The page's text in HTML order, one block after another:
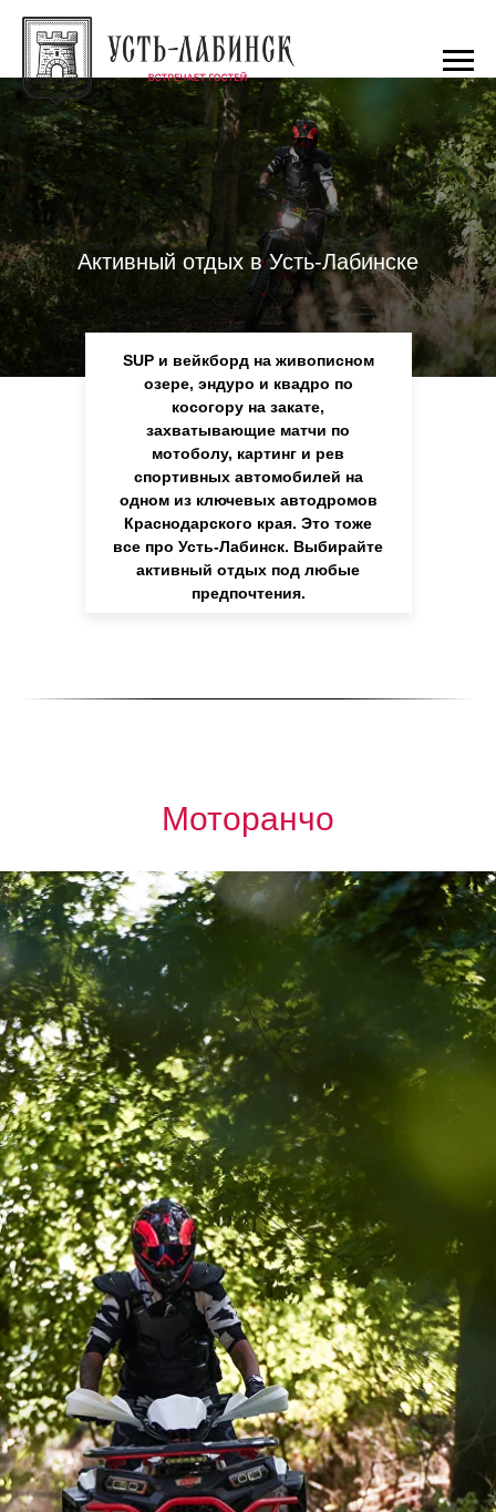
Активный отдых в Усть-Лабинске
SUP и вейкборд на живописном
озере, эндуро и квадро по
косогору на закате,
захватывающие матчи по
мотоболу, картинг и рев
спортивных автомобилей на
одном из ключевых автодромов
Краснодарского края. Это тоже
все про Усть-Лабинск. Выбирайте
активный отдых под любые
предпочтения.
Моторанчо